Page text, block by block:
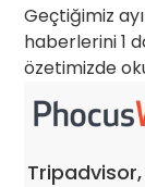
Geçtiğimiz
haberlerini 1
özetimizde